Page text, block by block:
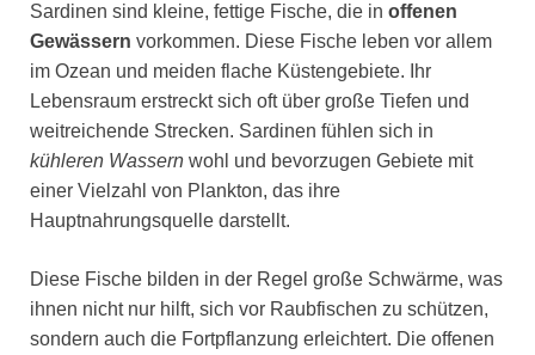
Sardinen sind kleine, fettige Fische, die in offenen
Gewässern vorkommen. Diese Fische leben vor allem
im Ozean und meiden flache Küstengebiete. Ihr
Lebensraum erstreckt sich oft über große Tiefen und
weitreichende Strecken. Sardinen fühlen sich in
kühleren Wassern wohl und bevorzugen Gebiete mit
einer Vielzahl von Plankton, das ihre
Hauptnahrungsquelle darstellt.
Diese Fische bilden in der Regel große Schwärme, was
ihnen nicht nur hilft, sich vor Raubfischen zu schützen,
sondern auch die Fortpflanzung erleichtert. Die offenen